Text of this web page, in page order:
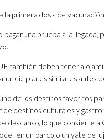
primera dosis de
una prueba a la
también deben tener
planes similares antes
de los destinos favoritos
destinos culturales y
descanso, lo que convierte
en un barco o un yate de